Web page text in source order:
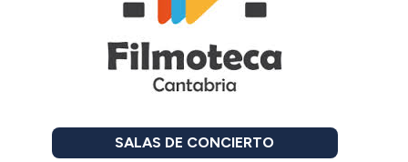
SALAS DE CONCIERTO